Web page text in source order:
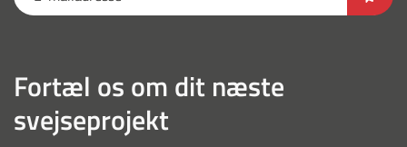
Fortæl os om dit næste
svejseprojekt